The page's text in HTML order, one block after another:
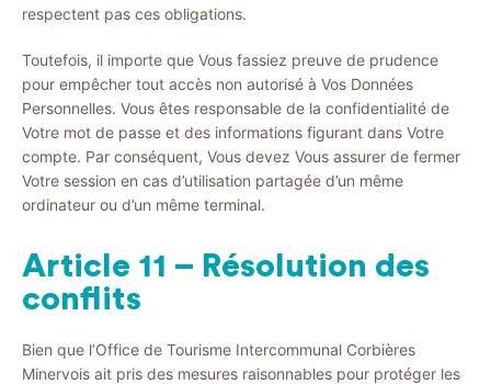
respectent pas ces obligations.
Toutefois, il importe que Vous fassiez preuve de prudence
pour empêcher tout accès non autorisé à Vos Données
Personnelles. Vous êtes responsable de la confidentialité de
Votre mot de passe et des informations figurant dans Votre
compte. Par conséquent, Vous devez Vous assurer de fermer
Votre session en cas d’utilisation partagée d’un même
ordinateur ou d’un même terminal.
Article 11 – Résolution des
conflits
Bien que l’Office de Tourisme Intercommunal Corbières
Minervois ait pris des mesures raisonnables pour protéger les